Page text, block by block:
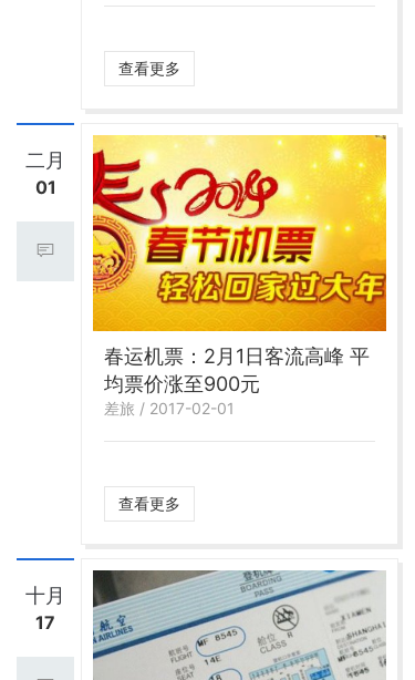
查看更多
二月
01
春运机票：2月1日客流高峰 平
均票价涨至900元
差旅 / 2017-02-01
查看更多
十月
17